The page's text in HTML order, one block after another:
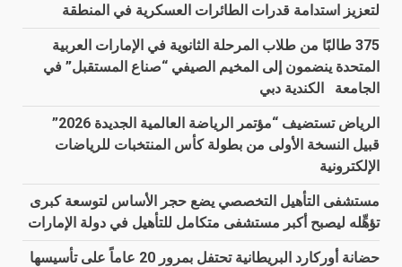
لتعزيز استدامة قدرات الطائرات العسكرية في المنطقة
375 طالبًا من طلاب المرحلة الثانوية في الإمارات العربية
المتحدة ينضمون إلى المخيم الصيفي “صناع المستقبل” في
الجامعة الكندية دبي
الرياض تستضيف “مؤتمر الرياضة العالمية الجديدة 2026”
قبيل النسخة الأولى من بطولة كأس المنتخبات للرياضات
الإلكترونية
مستشفى التأهيل التخصصي يضع حجر الأساس لتوسعة كبرى
تؤهِّله ليصبح أكبر مستشفى متكامل للتأهيل في دولة الإمارات
حضانة أوركارد البريطانية تحتفل بمرور 20 عاماً على تأسيسها